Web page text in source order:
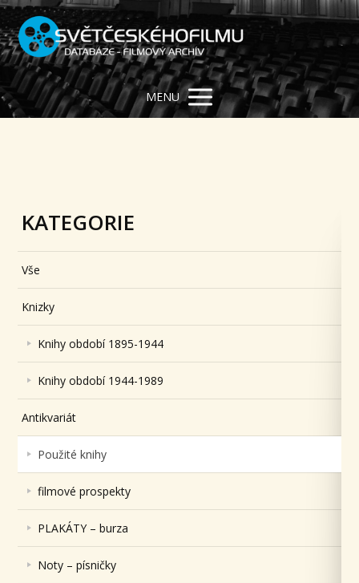
MENU
KATEGORIE
Vše
Knizky
Knihy období 1895-1944
Knihy období 1944-1989
Antikvariát
Použité knihy
filmové prospekty
PLAKÁTY – burza
Noty – písničky